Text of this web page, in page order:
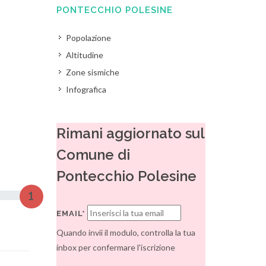
1
PONTECCHIO POLESINE
Popolazione
Altitudine
Zone sismiche
Infografica
Rimani aggiornato sul
Comune di
Pontecchio Polesine
EMAIL*
Quando invii il modulo, controlla la tua
inbox per confermare l'iscrizione